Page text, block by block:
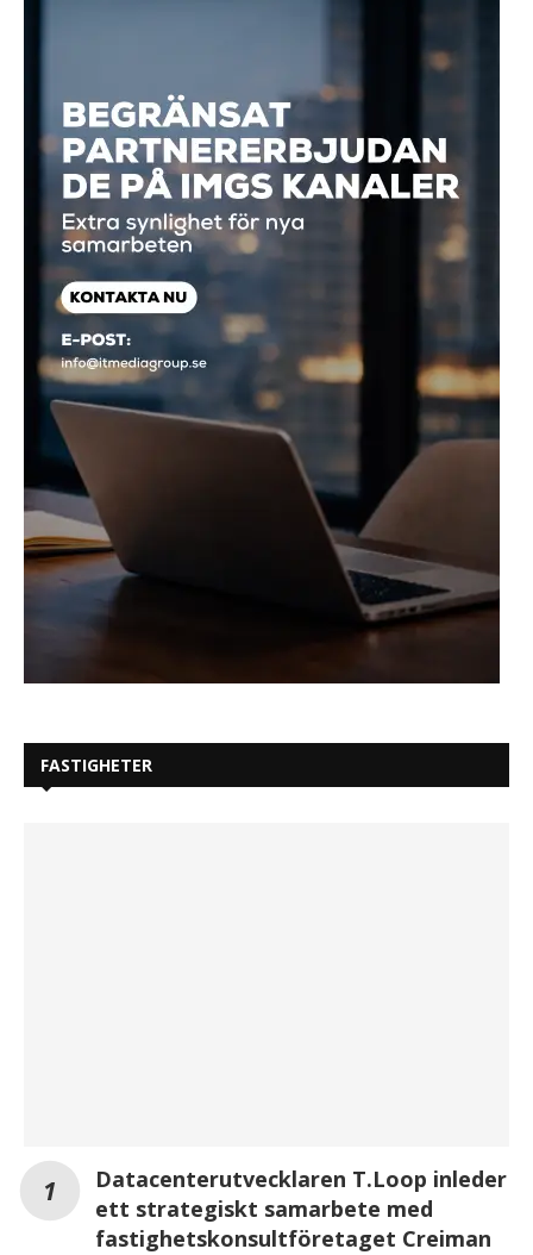
FASTIGHETER
Datacenterutvecklaren T.Loop inleder
ett strategiskt samarbete med
fastighetskonsultföretaget Creiman